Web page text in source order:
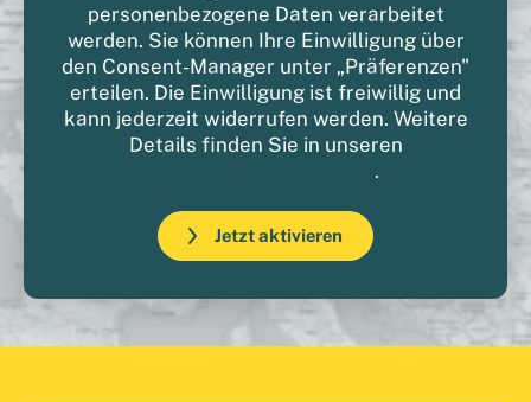
personenbezogene Daten verarbeitet
werden. Sie können Ihre Einwilligung über
den Consent-Manager unter „Präferenzen"
erteilen. Die Einwilligung ist freiwillig und
kann jederzeit widerrufen werden. Weitere
Details finden Sie in unseren
.
Jetzt aktivieren